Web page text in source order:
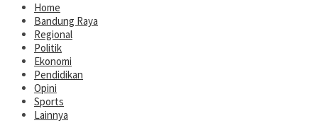
Home
Bandung Raya
Regional
Politik
Ekonomi
Pendidikan
Opini
Sports
Lainnya